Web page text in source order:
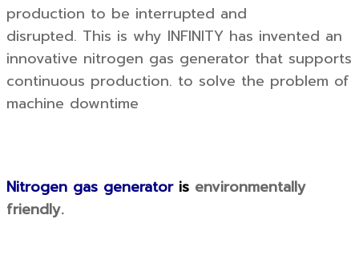
production to be interrupted and
disrupted. This is why INFINITY has invented an
innovative nitrogen gas generator that supports
continuous production. to solve the problem of
machine downtime
Nitrogen gas generatoris environmentally
friendly.